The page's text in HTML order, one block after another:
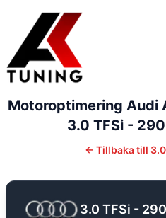
Motoroptimering Audi
3.0 TFSi -
← Tillbaka till
3.0 TFSi -